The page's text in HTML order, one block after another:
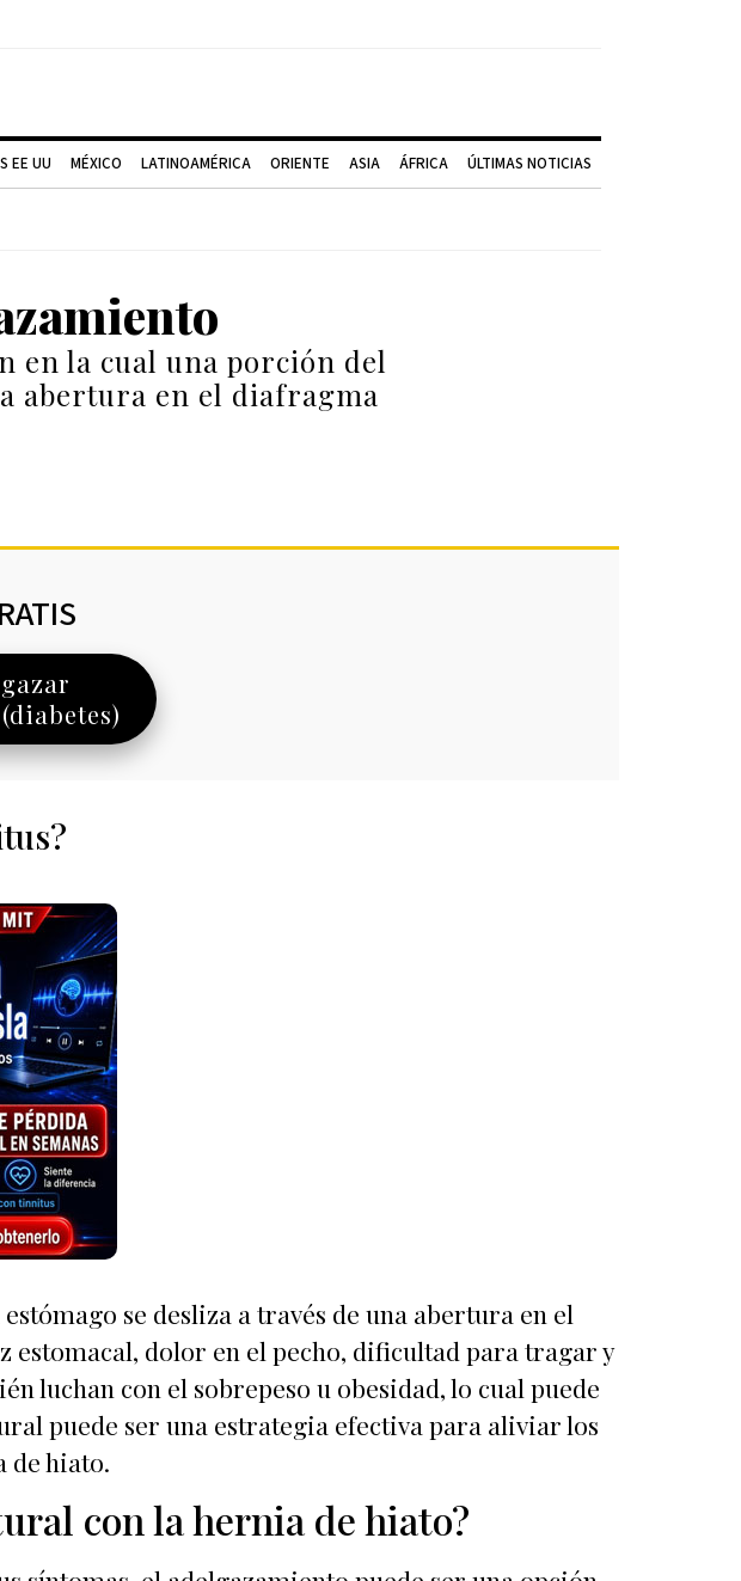
EE UU MÉXICO LATINOAMÉRICA ORIENTE ASIA ÁFRICA ÚLTIMAS NOTICIAS
en la cual una porción del
abertura en el diafragma
se desliza a través de una abertura en el
estomacal, dolor en el pecho, dificultad para tragar y
luchan con el sobrepeso u obesidad, lo cual puede
puede ser una estrategia efectiva para aliviar los
de hiato.
con la hernia de hiato?